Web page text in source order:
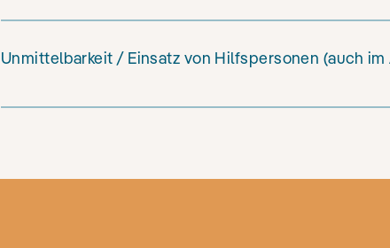
Unmittelbarkeit / Einsatz von Hilfspersonen (auch im